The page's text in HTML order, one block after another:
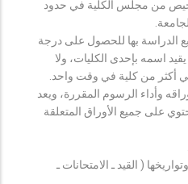
من مجلس الكلية في حدود
الدراسة بها للحصول على درجة
اسمه بإحدى الكليات، ولا
أكثر من كلية في وقت واحد.
وأداء الرسوم المقررة، ويعد
على جميع الأوراق المتعلقة
( القيد ـ الامتحانات ـ